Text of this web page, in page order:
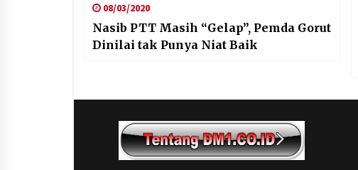
08/03/2020
Nasib PTT Masih “Gelap”, Pemda Gorut
Dinilai tak Punya Niat Baik